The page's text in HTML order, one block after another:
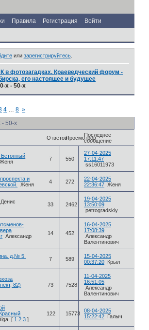
Правила Регистрация Войти
или зарегистрируйтесь.
фотозагадках. Краеведческий форум -
его настоящее и будущее
х - 50-х
- 50-х
4 8 »
ОтветовПросмотровПоследнее
сообщение
Женя 7 550
27-04-2025
17:11:47
ss16011973
и
Женя 4 272
22-04-2025
22:36:47 Женя
Денис
33 2462
19-04-2025
13:50:09
petrogradskiy
Александр
14 452
16-04-2025
17:08:39
Александр
Валентинович
д.№ 5.
7 589
15-04-2025
00:37:20 Крыл
82)
73 7528
11-04-2025
16:51:05
Александр
Валентинович
[ 1 2 3 ]
122 15773
08-04-2025
15:22:42 Галыч